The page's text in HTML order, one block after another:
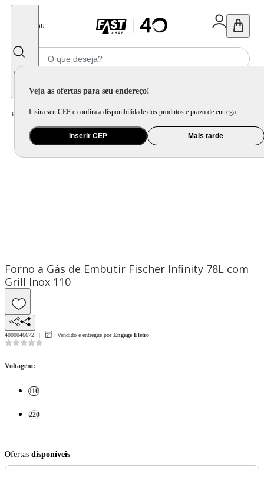
Menu
Veja as ofertas para seu endereço!
Insira seu CEP e confira a disponibilidade dos produtos e prazo de entrega.
Inserir CEP Mais tarde
Home Eletrodomésticos / Forno de Embutir / Forno a Gás de Embutir Fischer Infinity 78L com Grill Inox
Forno a Gás de Embutir Fischer Infinity 78L com
Grill Inox 110
4000046672 Vendido e entregue por Engage Eletro
Voltagem:
110
220
Ofertas disponíveis